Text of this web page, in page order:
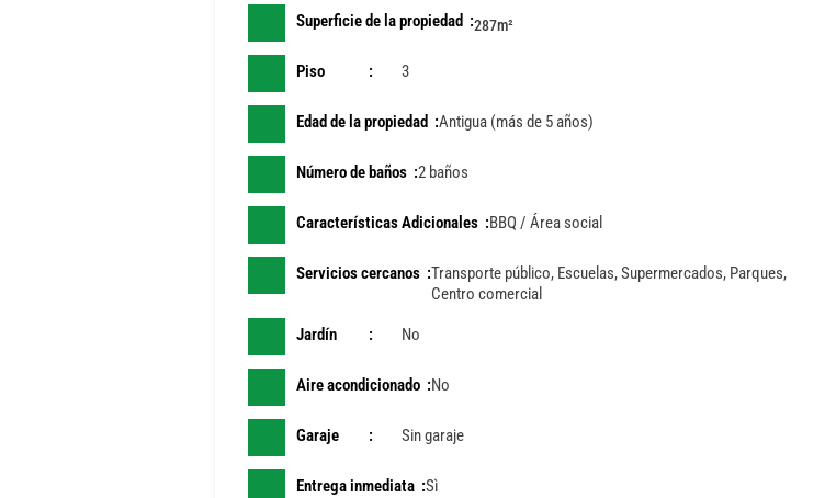
Superficie de la propiedad 287m²
Piso 3
Edad de la propiedad Antigua (más de 5 años)
Número de baños 2 baños
Características Adicionales BBQ / Área social
Servicios cercanos Transporte público, Escuelas, Supermercados, Parques,
Centro comercial
Jardín No
Aire acondicionado No
Garaje Sin garaje
Entrega inmediata Sì